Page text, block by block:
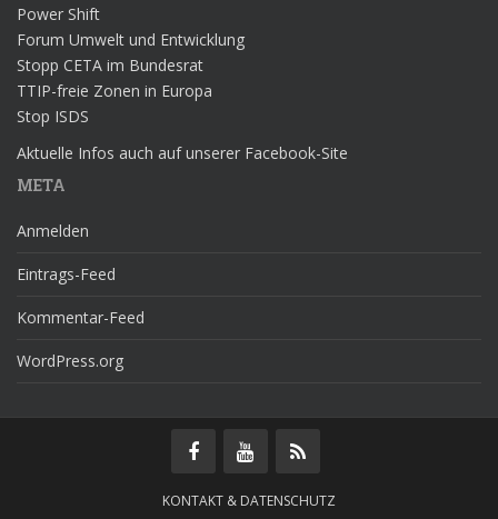
Power Shift
Forum Umwelt und Entwicklung
Stopp CETA im Bundesrat
TTIP-freie Zonen in Europa
Stop ISDS
Aktuelle Infos auch auf unserer Facebook-Site
META
Anmelden
Eintrags-Feed
Kommentar-Feed
WordPress.org
KONTAKT & DATENSCHUTZ